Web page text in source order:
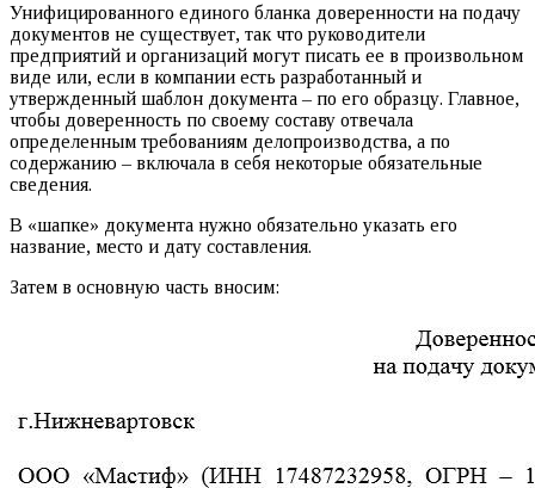
Унифицированного единого бланка доверенности на подачу
документов не существует, так что руководители
предприятий и организаций могут писать ее в произвольном
виде или, если в компании есть разработанный и
утвержденный шаблон документа – по его образцу. Главное,
чтобы доверенность по своему составу отвечала
определенным требованиям делопроизводства, а по
содержанию – включала в себя некоторые обязательные
сведения.
В «шапке» документа нужно обязательно указать его
название, место и дату составления.
Затем в основную часть вносим: